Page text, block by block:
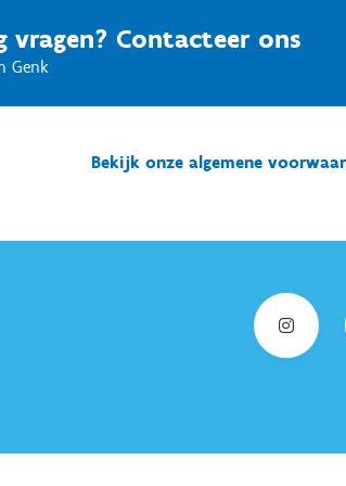
en bestek;
vragen? Contacteer ons
Genk
Bekijk onze algemene